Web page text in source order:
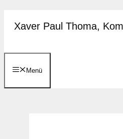
InhaltXaver Paul Thoma,
Menü